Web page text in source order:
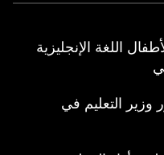
اللغة الإنجليزية
وزير التعليم في